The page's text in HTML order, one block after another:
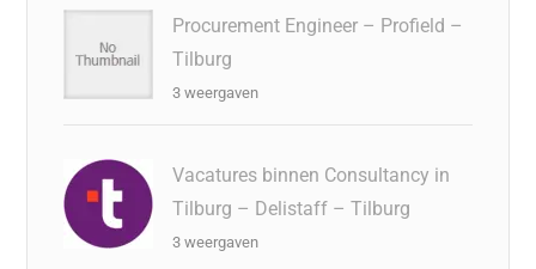
Procurement Engineer – Profield –
Tilburg
3 weergaven
Vacatures binnen Consultancy in
Tilburg – Delistaff – Tilburg
3 weergaven